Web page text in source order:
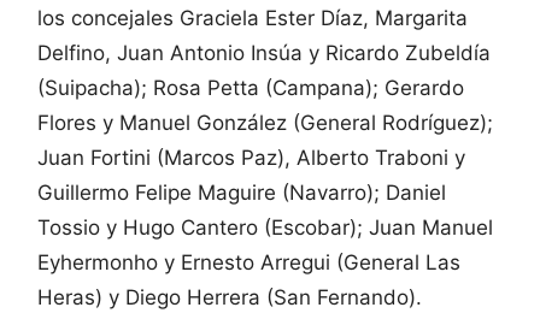
los concejales Graciela Ester Díaz, Margarita
Delfino, Juan Antonio Insúa y Ricardo Zubeldía
(Suipacha); Rosa Petta (Campana); Gerardo
Flores y Manuel González (General Rodríguez);
Juan Fortini (Marcos Paz), Alberto Traboni y
Guillermo Felipe Maguire (Navarro); Daniel
Tossio y Hugo Cantero (Escobar); Juan Manuel
Eyhermonho y Ernesto Arregui (General Las
Heras) y Diego Herrera (San Fernando).